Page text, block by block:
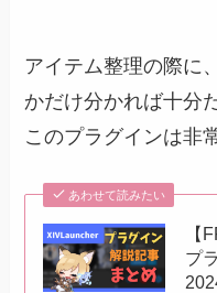
アイテム整理の際に
かだけ分かれば十分
このプラグインは非
あわせて読みたい
【
プ